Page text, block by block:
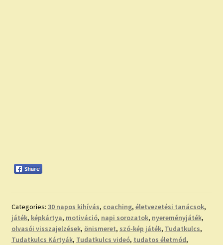
Categories: 30 napos kihívás, coaching, életvezetési tanácsok,
játék, képkártya, motiváció, napi sorozatok, nyereményjáték,
olvasói visszajelzések, önismeret, szó-kép játék, Tudatkulcs,
Tudatkulcs Kártyák, Tudatkulcs videó, tudatos életmód,